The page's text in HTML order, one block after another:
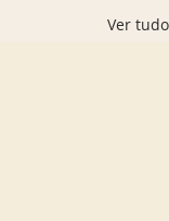
Ver tudo